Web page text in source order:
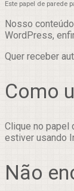
Este papel de parede
Nosso
WordPress,
Quer receber
Como
Clique no papel
estiver usando
Não